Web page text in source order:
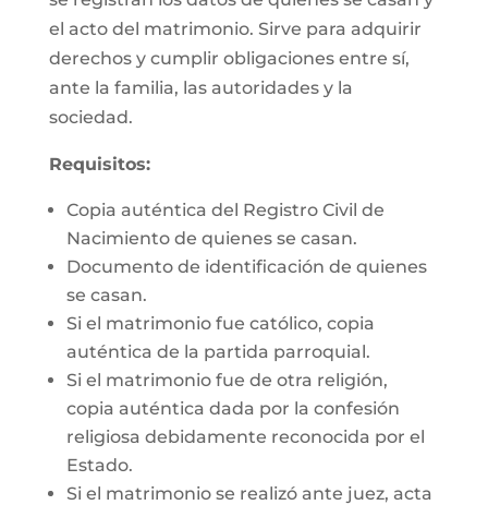
el acto del matrimonio. Sirve para adquirir
derechos y cumplir obligaciones entre sí,
ante la familia, las autoridades y la
sociedad.
Requisitos:
Copia auténtica del Registro Civil de
Nacimiento de quienes se casan.
Documento de identificación de quienes
se casan.
Si el matrimonio fue católico, copia
auténtica de la partida parroquial.
Si el matrimonio fue de otra religión,
copia auténtica dada por la confesión
religiosa debidamente reconocida por el
Estado.
Si el matrimonio se realizó ante juez, acta